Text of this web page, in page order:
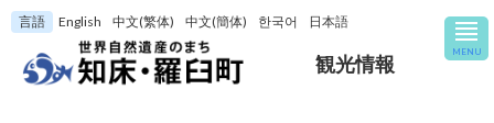
言語 English 中文(繁体) 中文(簡体) 한국어 日本語
観光情報
MENU